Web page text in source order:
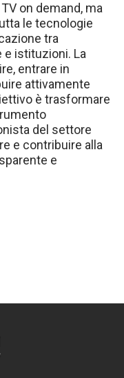
on demand, ma
le tecnologie
tra
istituzioni. La
entrare in
attivamente
è trasformare
del settore
e contribuire alla
e